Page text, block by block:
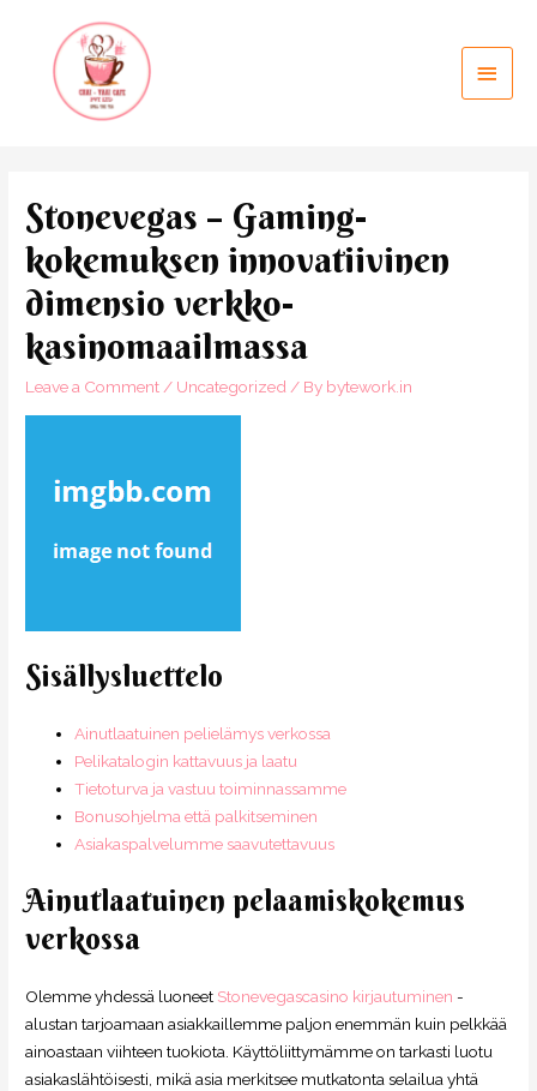
Stonevegas – Gaming-
kokemuksen innovatiivinen
dimensio verkko-
kasinomaailmassa
Leave a Comment / Uncategorized / By bytework.in
Sisällysluettelo
Ainutlaatuinen pelielämys verkossa
Pelikatalogin kattavuus ja laatu
Tietoturva ja vastuu toiminnassamme
Bonusohjelma että palkitseminen
Asiakaspalvelumme saavutettavuus
Ainutlaatuinen pelaamiskokemus
verkossa
Olemme yhdessä luoneet Stonevegascasino kirjautuminen -
alustan tarjoamaan asiakkaillemme paljon enemmän kuin pelkkää
ainoastaan viihteen tuokiota. Käyttöliittymämme on tarkasti luotu
asiakaslähtöisesti, mikä asia merkitsee mutkatonta selailua yhtä